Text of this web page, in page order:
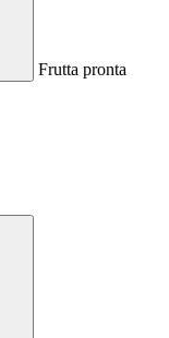
Frutta pronta